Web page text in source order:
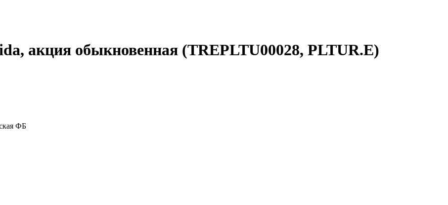
акция обыкновенная (TREPLTU00028, PLTUR.E)
ФБ